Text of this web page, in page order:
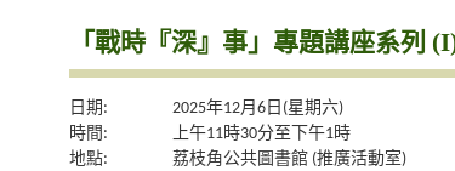
「戰時『深』事」專題講座系列
日期:
2025年12月6日(星期六)
時間:
上午11時30分至下午1時
地點:
荔枝角公共圖書館 (推廣活動室)